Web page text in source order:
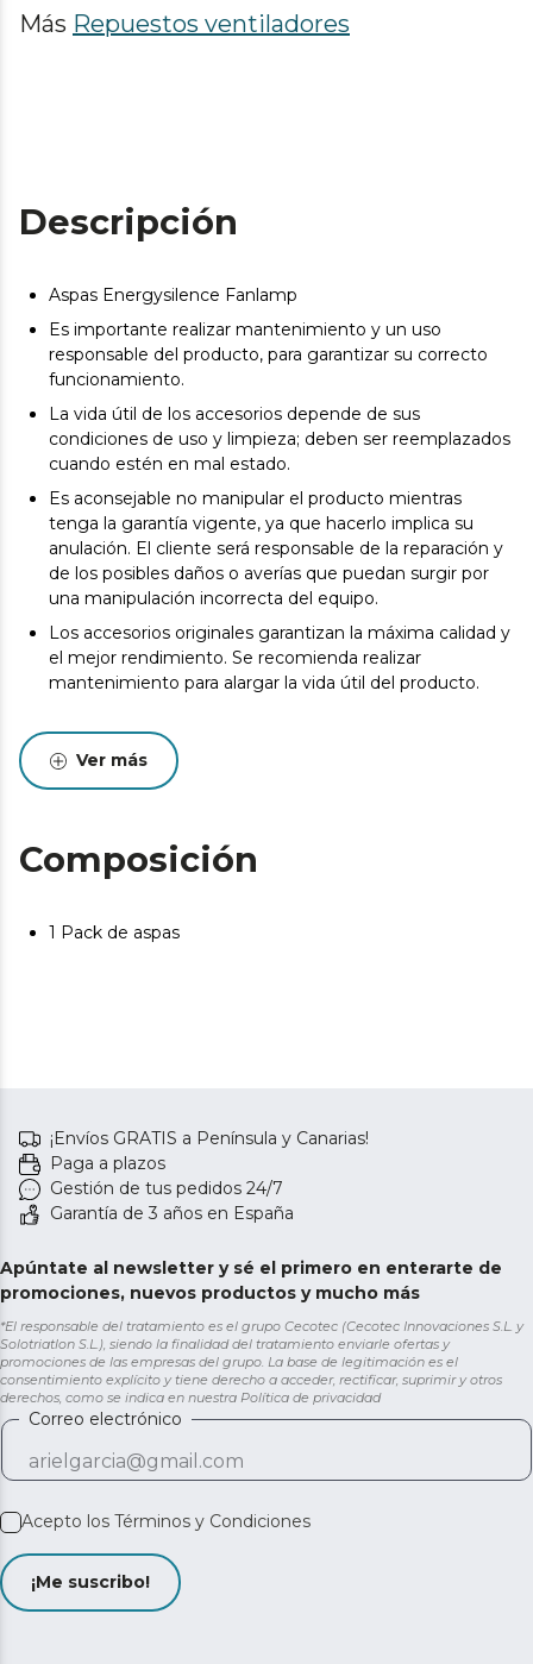
Más Repuestos ventiladores
Descripción
Aspas Energysilence Fanlamp
Es importante realizar mantenimiento y un uso
responsable del producto, para garantizar su correcto
funcionamiento.
La vida útil de los accesorios depende de sus
condiciones de uso y limpieza; deben ser reemplazados
cuando estén en mal estado.
Es aconsejable no manipular el producto mientras
tenga la garantía vigente, ya que hacerlo implica su
anulación. El cliente será responsable de la reparación y
de los posibles daños o averías que puedan surgir por
una manipulación incorrecta del equipo.
Los accesorios originales garantizan la máxima calidad y
el mejor rendimiento. Se recomienda realizar
mantenimiento para alargar la vida útil del producto.
Ver más
Composición
1 Pack de aspas
¡Envíos GRATIS a Península y Canarias!
Paga a plazos
Gestión de tus pedidos 24/7
Garantía de 3 años en España
Apúntate al newsletter y sé el primero en enterarte de
promociones, nuevos productos y mucho más
*El responsable del tratamiento es el grupo Cecotec (Cecotec Innovaciones S.L. y
Solotriatlon S.L.), siendo la finalidad del tratamiento enviarle ofertas y
promociones de las empresas del grupo. La base de legitimación es el
consentimiento explícito y tiene derecho a acceder, rectificar, suprimir y otros
derechos, como se indica en nuestra Política de privacidad
Correo electrónico
Acepto los Términos y Condiciones
¡Me suscribo!